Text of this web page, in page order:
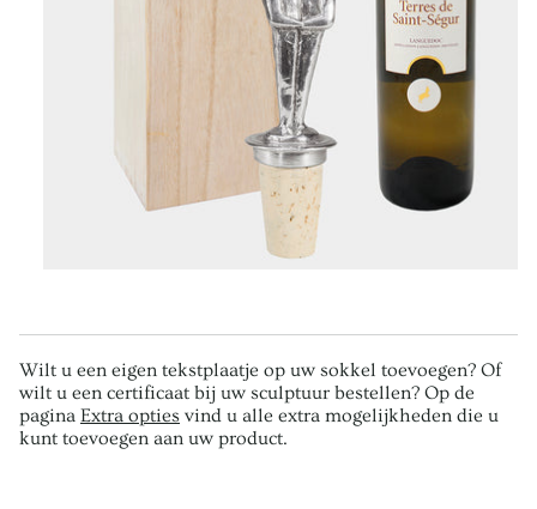
Wilt u een eigen tekstplaatje op uw sokkel toevoegen? Of
wilt u een certificaat bij uw sculptuur bestellen? Op de
pagina Extra opties vind u alle extra mogelijkheden die u
kunt toevoegen aan uw product.